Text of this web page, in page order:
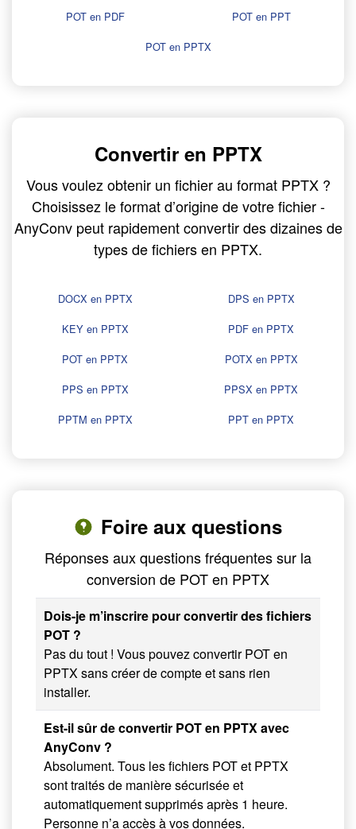
POT en PDF
POT en PPT
POT en PPTX
Convertir en PPTX
Vous voulez obtenir un fichier au format PPTX ?
Choisissez le format d’origine de votre fichier -
AnyConv peut rapidement convertir des dizaines de
types de fichiers en PPTX.
DOCX en PPTX
DPS en PPTX
KEY en PPTX
PDF en PPTX
POT en PPTX
POTX en PPTX
PPS en PPTX
PPSX en PPTX
PPTM en PPTX
PPT en PPTX
Foire aux questions
Réponses aux questions fréquentes sur la
conversion de POT en PPTX
Dois-je m’inscrire pour convertir des fichiers
POT ?
Pas du tout ! Vous pouvez convertir POT en
PPTX sans créer de compte et sans rien
installer.
Est-il sûr de convertir POT en PPTX avec
AnyConv ?
Absolument. Tous les fichiers POT et PPTX
sont traités de manière sécurisée et
automatiquement supprimés après 1 heure.
Personne n’a accès à vos données.